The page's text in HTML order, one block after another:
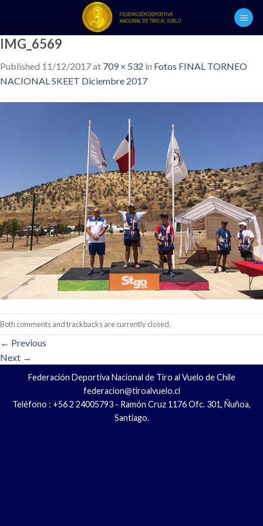
content
IMG_6569
Published 11/12/2017at 709 × 532 in Fotos FINAL TORNEO
NACIONAL SKEET Diciembre 2017
Both comments and trackbacks are currently closed.
← Previous
Next →
Federación Deportiva Nacional de Tiro al Vuelo de Chile
federacion@tiroalvuelo.cl
Teléfono : +56 2 24005793 - Ramón Cruz 1176 Ofc. 301, Ñuñoa,
Santiago.